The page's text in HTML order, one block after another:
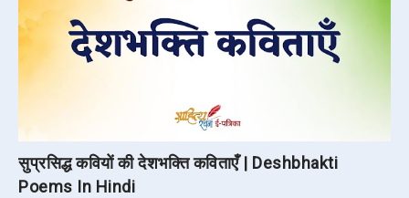
सुप्रसिद्ध कवियों की देशभक्ति कविताएँ | Deshbhakti
Poems In Hindi